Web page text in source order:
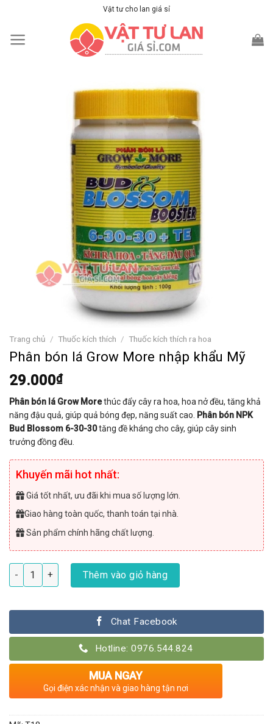
content
Vật tư cho lan giá sỉ
Trang chủ / Thuốc kích thích / Thuốc kích thích ra hoa
Phân bón lá Grow More nhập khẩu Mỹ
29.000₫
Phân bón lá Grow Morethúc đẩy cây ra hoa, hoa nở đều, tăng khả
năng đậu quả, giúp quả bóng đẹp, năng suất cao.
Phân bón NPK
Bud Blossom 6-30-30tăng đề kháng cho cây, giúp cây sinh
trưởng đồng đều.
Khuyến mãi hot nhất:
Giá tốt nhất, ưu đãi khi mua số lượng lớn.
Giao hàng toàn quốc, thanh toán tại nhà.
Sản phẩm chính hãng chất lượng.
Phân bón lá Grow More nhập khẩu Mỹ số lượng
Thêm vào giỏ hàng
Chat Facebook
Hotline: 0976.544.824
MUA NGAY
Gọi điện xác nhận và giao hàng tận nơi